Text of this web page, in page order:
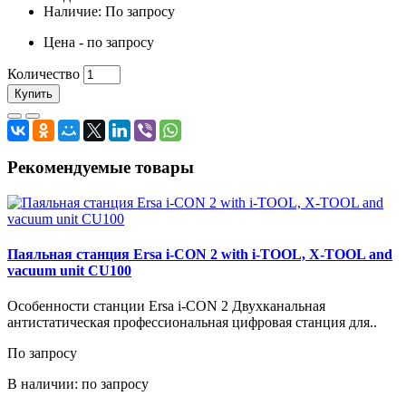
Наличие: По запросу
Цена - по запросу
Количество
Купить
Рекомендуемые товары
Паяльная станция Ersa i-CON 2 with i-TOOL, X-TOOL and
vacuum unit CU100
Особенности станции Ersa i-CON 2 Двухканальная
антистатическая профессиональная цифровая станция для..
По запросу
В наличии: по запросу